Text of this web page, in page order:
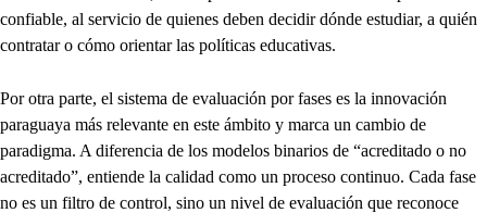
confiable, al servicio de quienes deben decidir dónde estudiar, a quién
contratar o cómo orientar las políticas educativas.
Por otra parte, el sistema de evaluación por fases es la innovación
paraguaya más relevante en este ámbito y marca un cambio de
paradigma. A diferencia de los modelos binarios de “acreditado o no
acreditado”, entiende la calidad como un proceso continuo. Cada fase
no es un filtro de control, sino un nivel de evaluación que reconoce